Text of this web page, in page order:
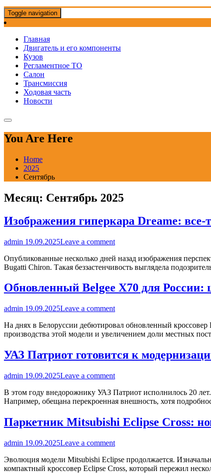
Toggle navigation
Главная
Двигатель и его компоненты
Кузов
Регламентное ТО
Салон
Трансмиссия
Ходовая часть
Новости
You Are Here
Home
2025
Сентябрь
Месяц: Сентябрь 2025
Изображения гиперкара Dreame: все-
admin 19.09.2025Leave a comment
Опубликованные несколько дней назад изображения
Bugatti Chiron. Такая беззастенчивость выглядела
Обновленный Belgee X70 для России:
admin 19.09.2025Leave a comment
На днях в Белоруссии дебютировал обновленный кроссовер
производства этой модели и увеличением доли местных
УАЗ Патриот готовится к
admin 19.09.2025Leave a comment
В этом году внедорожнику УАЗ Патриот исполнилось 20
Например, обещана перекроенная внешность, хотя
Паркетник Mitsubishi Eclipse Cross:
admin 19.09.2025Leave a comment
Эволюция модели Mitsubishi Eclipse продолжается.
компактный кроссовер Eclipse Cross, который пережил